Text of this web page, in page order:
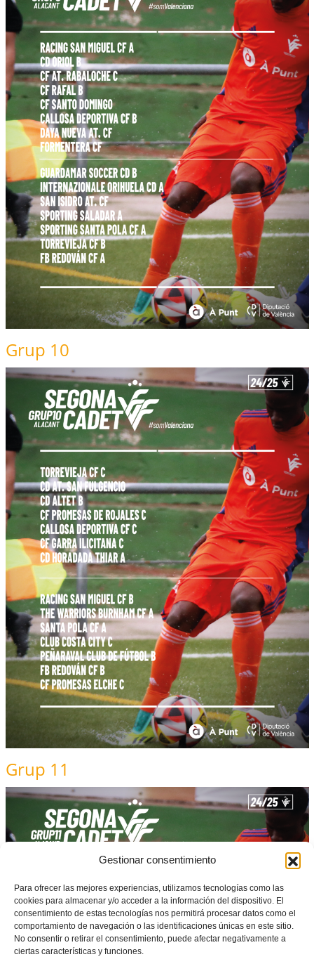
Gestionar consentimiento
Para ofrecer las mejores experiencias, utilizamos tecnologías como las
cookies para almacenar y/o acceder a la información del dispositivo. El
consentimiento de estas tecnologías nos permitirá procesar datos como el
comportamiento de navegación o las identificaciones únicas en este sitio.
No consentir o retirar el consentimiento, puede afectar negativamente a
ciertas características y funciones.
Grup 10
Grup 11